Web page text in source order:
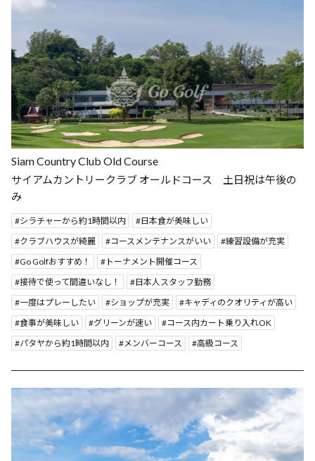
Siam Country Club Old Course
サイアムカントリークラブ オールドコース 土日祝は午後の
み
シラチャーから約1時間以内
日本食が美味しい
クラブハウスが綺麗
コースメンテナンスがいい
練習設備が充実
Go Golfおすすめ！
トーナメント開催コース
接待で使って間違いなし！
日本人スタッフ勤務
一度はプレーしたい
ショップが充実
キャディのクオリティが高い
食事が美味しい
グリーンが速い
コース内カート乗り入れOK
パタヤから約1時間以内
メンバーコース 高級コース